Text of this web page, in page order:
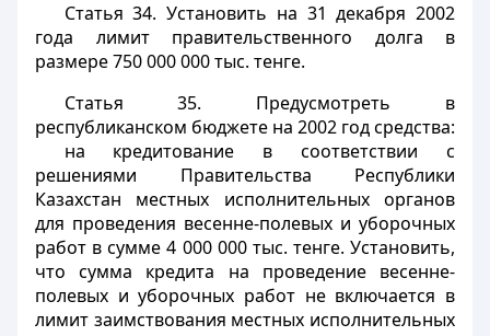
Статья 34. Установить на 31 декабря 2002
года лимит правительственного долга в
размере 750 000 000 тыс. тенге.
Статья 35. Предусмотреть в
республиканском бюджете на 2002 год средства:
на кредитование в соответствии с
решениями Правительства Республики
Казахстан местных исполнительных органов
для проведения весенне-полевых и уборочных
работ в сумме 4 000 000 тыс. тенге. Установить,
что сумма кредита на проведение весенне-
полевых и уборочных работ не включается в
лимит заимствования местных исполнительных